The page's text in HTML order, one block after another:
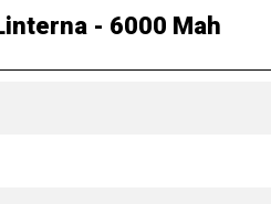
- 6000 Mah